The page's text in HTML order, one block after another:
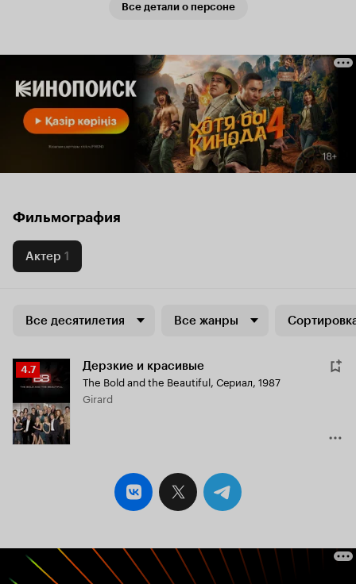
Все детали о персоне
Фильмография
Актер 1
Все десятилетия Все жанры
Рейтинг
Кинопоиска
4.7
4.7 Дерзкие и красивые
The Bold and the Beautiful, Сериал, 1987
Girard